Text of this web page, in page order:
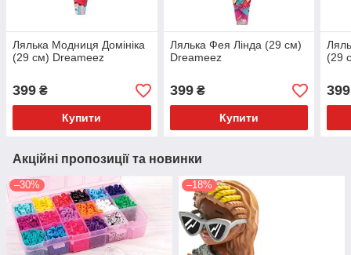
Лялька Модниця Домініка
(29 см) Dreameez
399 ₴
Купити
Лялька Фея Лінда (29 см)
Dreameez
399₴
Купити
(29
399
Акційні пропозиції та новинки
–30% –18%